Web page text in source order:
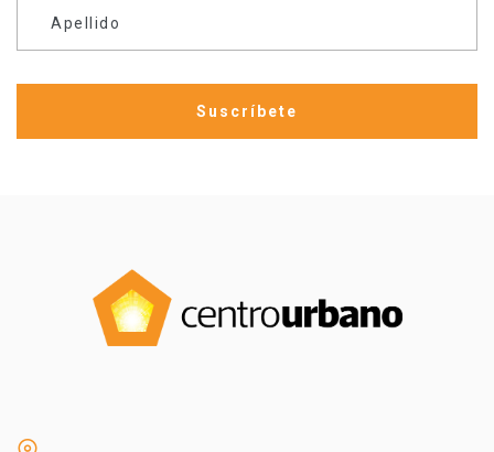
Apellido